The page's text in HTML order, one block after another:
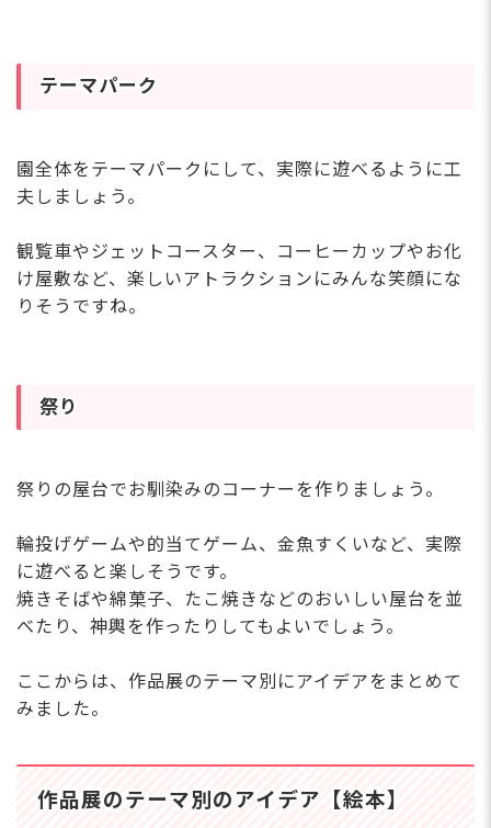
テーマパーク
園全体をテーマパークにして、実際に遊べるように工
夫しましょう。
観覧車やジェットコースター、コーヒーカップやお化
け屋敷など、楽しいアトラクションにみんな笑顔にな
りそうですね。
祭り
祭りの屋台でお馴染みのコーナーを作りましょう。
輪投げゲームや的当てゲーム、金魚すくいなど、実際
に遊べると楽しそうです。
焼きそばや綿菓子、たこ焼きなどのおいしい屋台を並
べたり、神輿を作ったりしてもよいでしょう。
ここからは、作品展のテーマ別にアイデアをまとめて
みました。
作品展のテーマ別のアイデア【絵本】